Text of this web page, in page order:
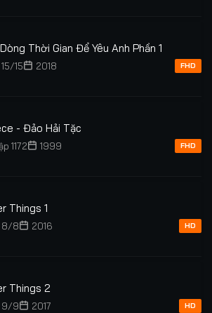
Thời Gian Để Yêu Anh Phần 1
15/15 2018 FHD
- Đảo Hải Tặc
1172 1999 FHD
Things 1
8/8 2016 HD
Things 2
9/9 2017 HD